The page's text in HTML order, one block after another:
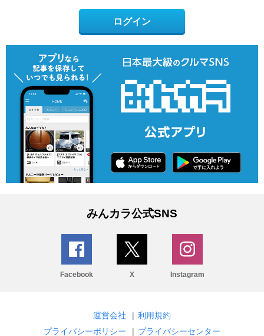
ログイン
みんカラ公式SNS
Facebook X Instagram
運営会社 | 利用規約
プライバシーポリシー
| プライバシーセンター